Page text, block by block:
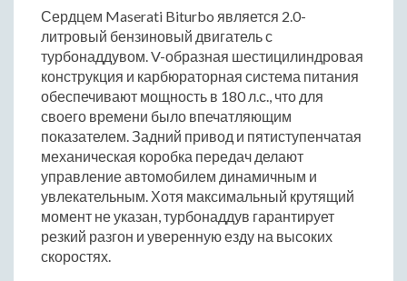
Сердцем Maserati Biturbo является 2.0-
литровый бензиновый двигатель с
турбонаддувом. V-образная шестицилиндровая
конструкция и карбюраторная система питания
обеспечивают мощность в 180 л.с., что для
своего времени было впечатляющим
показателем. Задний привод и пятиступенчатая
механическая коробка передач делают
управление автомобилем динамичным и
увлекательным. Хотя максимальный крутящий
момент не указан, турбонаддув гарантирует
резкий разгон и уверенную езду на высоких
скоростях.